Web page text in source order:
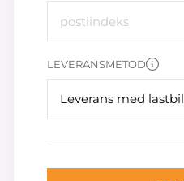
LEVERANSMETOD
Leverans med lastbil